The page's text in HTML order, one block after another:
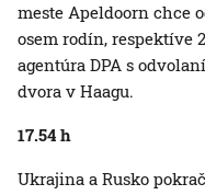
meste Apeldoorn chce
osem rodín, respektíve
agentúra DPA s
dvora v Haagu.
17.54 h
Ukrajina a Rusko